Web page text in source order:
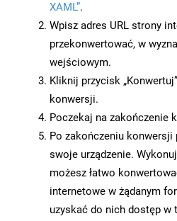
XAML”.
Wpisz adres URL strony
przekonwertować, w
wejściowym.
Kliknij przycisk
konwersji.
Poczekaj na zakończenie
Po zakończeniu konwersji
swoje urządzenie.
możesz łatwo
internetowe w żądanym
uzyskać do nich dostęp w